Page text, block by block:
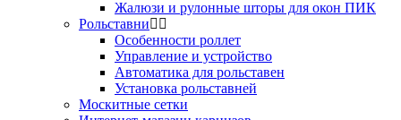
Жалюзи и рулонные шторы для окон ПИК
Рольставни
Особенности роллет
Управление и устройство
Автоматика для рольставен
Установка рольставней
Москитные сетки